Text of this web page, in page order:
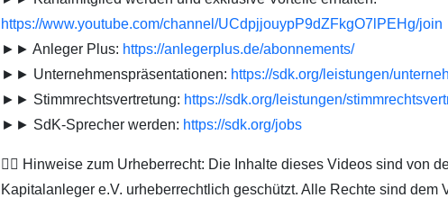
https://www.youtube.com/channel/UCdpjjouypP9dZFkgO7lPEHg/join
►► Anleger Plus: https://anlegerplus.de/abonnements/
►► Unternehmenspräsentationen: https://sdk.org/leistungen/
►► Stimmrechtsvertretung: https://sdk.org/leistungen/
►► SdK-Sprecher werden: https://sdk.org/jobs
👨‍⚖️ Hinweise zum Urheberrecht: Die Inhalte dieses Videos sind von
Kapitalanleger e.V. urheberrechtlich geschützt. Alle Rechte sind dem